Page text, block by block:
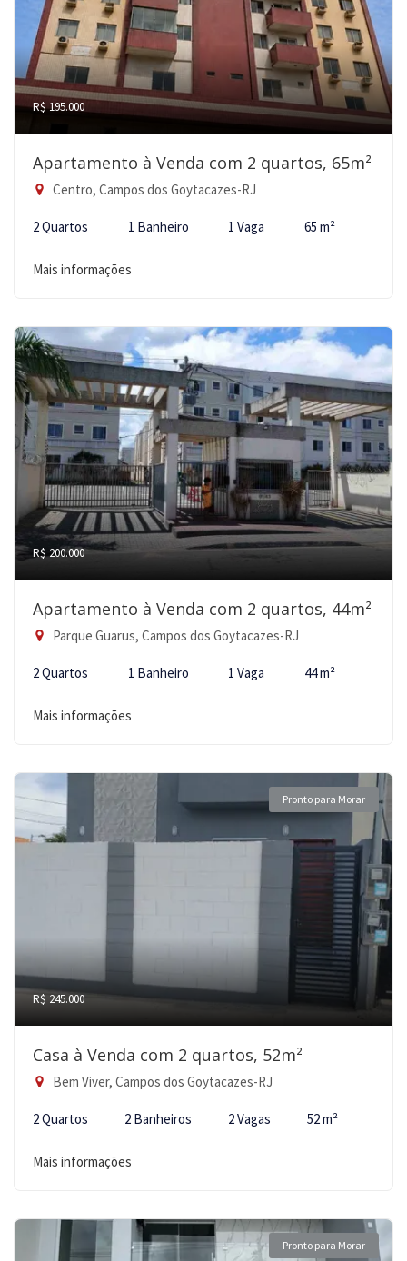
R$ 195.000
Apartamento à Venda com 2 quartos, 65m²
Centro, Campos dos Goytacazes-RJ
2 Quartos 1 Banheiro 1 Vaga 65 m²
Mais informações
R$ 200.000
Apartamento à Venda com 2 quartos, 44m²
Parque Guarus, Campos dos Goytacazes-RJ
2 Quartos 1 Banheiro 1 Vaga 44 m²
Mais informações
Pronto para Morar
R$ 245.000
Casa à Venda com 2 quartos, 52m²
Bem Viver, Campos dos Goytacazes-RJ
2 Quartos 2 Banheiros 2 Vagas 52 m²
Mais informações
Pronto para Morar